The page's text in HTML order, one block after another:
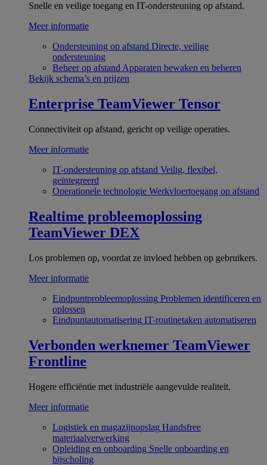
Snelle en veilige toegang en IT-ondersteuning op afstand.
Meer informatie
Ondersteuning op afstand Directe, veilige
ondersteuning
Beheer op afstand Apparaten bewaken en beheren
Bekijk schema’s en prijzen
Enterprise TeamViewer Tensor
Connectiviteit op afstand, gericht op veilige operaties.
Meer informatie
IT-ondersteuning op afstand Veilig, flexibel,
geïntegreerd
Operationele technologie Werkvloertoegang op afstand
Realtime probleemoplossing
TeamViewer DEX
Los problemen op, voordat ze invloed hebben op gebruikers.
Meer informatie
Eindpuntprobleemoplossing Problemen identificeren en
oplossen
Eindpuntautomatisering IT-routinetaken automatiseren
Verbonden werknemer TeamViewer
Frontline
Hogere efficiëntie met industriële aangevulde realiteit.
Meer informatie
Logistiek en magazijnopslag Handsfree
materiaalverwerking
Opleiding en onboarding Snelle onboarding en
bijscholing